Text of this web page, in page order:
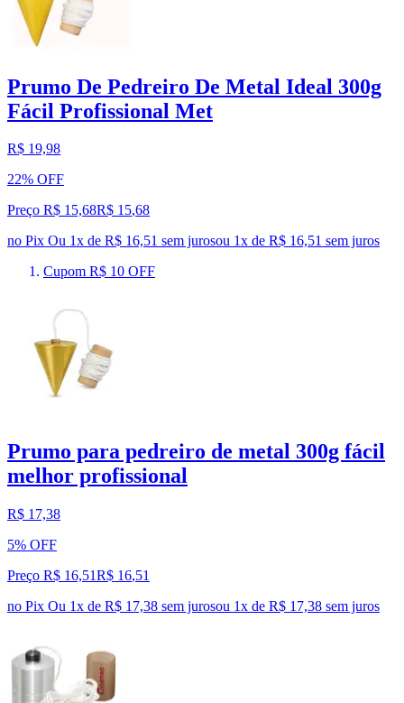
Prumo De Pedreiro De Metal Ideal 300g
Fácil Profissional Met
R$ 19,98
22% OFF
Preço R$ 15,68R$ 15,68
no Pix Ou 1x de R$ 16,51 sem jurosou 1x de R$ 16,51 sem juros
Cupom R$ 10 OFF
Prumo para pedreiro de metal 300g fácil
melhor profissional
R$ 17,38
5% OFF
Preço R$ 16,51R$ 16,51
no Pix Ou 1x de R$ 17,38 sem jurosou 1x de R$ 17,38 sem juros